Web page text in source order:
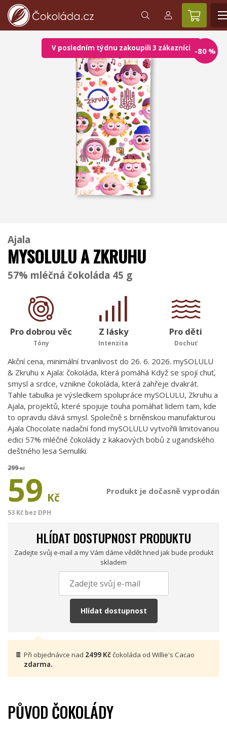
V posledním týdnu zakoupili 3 zákazníci -80 %
Ajala
MYSOLULU A ZKRUHU
57% mléčná čokoláda 45 g
Pro dobrou věc
Tóny
Z lásky
Intenzita
Pro děti
Dochuť
Akční cena, minimální trvanlivost do 26. 6. 2026. mySOLULU
& Zkruhu x Ajala: čokoláda, která pomáhá Když se spojí chuť,
smysl a srdce, vznikne čokoláda, která zahřeje dvakrát.
Tahle tabulka je výsledkem spolupráce mySOLULU, Zkruhu a
Ajala, projektů, které spojuje touha pomáhat lidem tam, kde
to opravdu dává smysl. Společně s brněnskou manufakturou
Ajala Chocolate nadační fond mySOLULU vytvořili limitovanou
edici 57% mléčné čokolády z kakaových bobů z ugandského
deštného lesa Semuliki.
299 Kč
59 Kč
53 Kč bez DPH
Produkt je dočasně vyprodán
HLÍDAT DOSTUPNOST PRODUKTU
Zadejte svůj e-mail a my Vám dáme vědět hned jak bude produkt
skladem
Hlídat dostupnost
🍫 Při objednávce nad 2499 Kččokoláda od Willie's Cacao
zdarma.
PŮVOD ČOKOLÁDY